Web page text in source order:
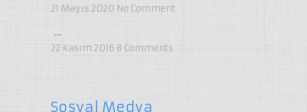
21 Mayıs 2020 No Comment
…
22 Kasım 2016 8 Comments
Sosyal Medya